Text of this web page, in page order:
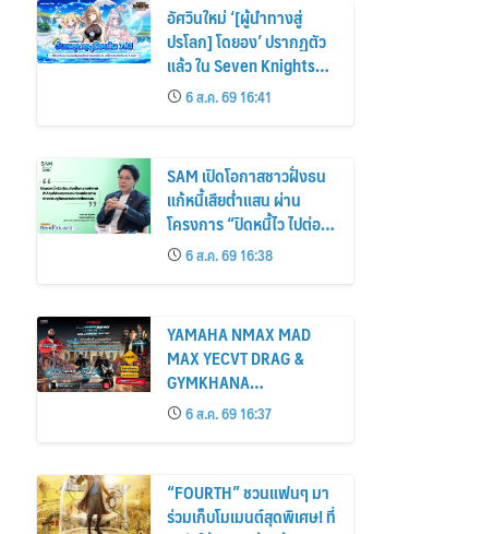
อัศวินใหม่ ‘[ผู้นำทางสู่
ปรโลก] โดยอง’ ปรากฏตัว
แล้ว ใน Seven Knights
Re:BIRTH พร้อมกิจกรรม
ซัมเมอร์สุดพิเศษ !
6 ส.ค. 69 16:41
SAM เปิดโอกาสชาวฝั่งธน
แก้หนี้เสียต่ำแสน ผ่าน
โครงการ “ปิดหนี้ไว ไปต่อ
ได้” ที่ศาลแพ่งตลิ่งชัน 8-9
ส.ค.69
6 ส.ค. 69 16:38
YAMAHA NMAX MAD
MAX YECVT DRAG &
GYMKHANA
CHALLENGE RACE 2 เปิด
ศึกดวลเดือด! รวมพลวัยรุ่น
ชามไฟฟ้า ล่าตำแหน่ง
6 ส.ค. 69 16:37
“FOURTH” ชวนแฟนๆ มา
ร่วมเก็บโมเมนต์สุดพิเศษ! ที่